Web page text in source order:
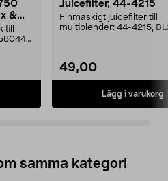
&
till
Juicefilter, 44-4215
Finmaskigt juicefilter till
multiblender: 44-4215,
49,00
Lägg i varukorg
samma kategori